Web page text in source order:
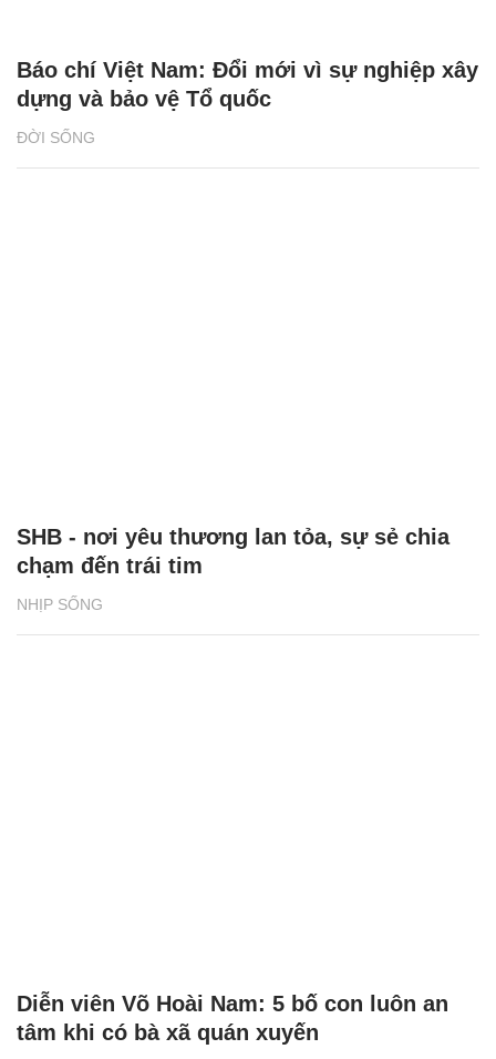
ĐỜI SỐNG
Báo chí Việt Nam: Đổi mới vì sự nghiệp xây
dựng và bảo vệ Tổ quốc
NHỊP SỐNG
SHB - nơi yêu thương lan tỏa, sự sẻ chia
chạm đến trái tim
Diễn viên Võ Hoài Nam: 5 bố con luôn an
tâm khi có bà xã quán xuyến